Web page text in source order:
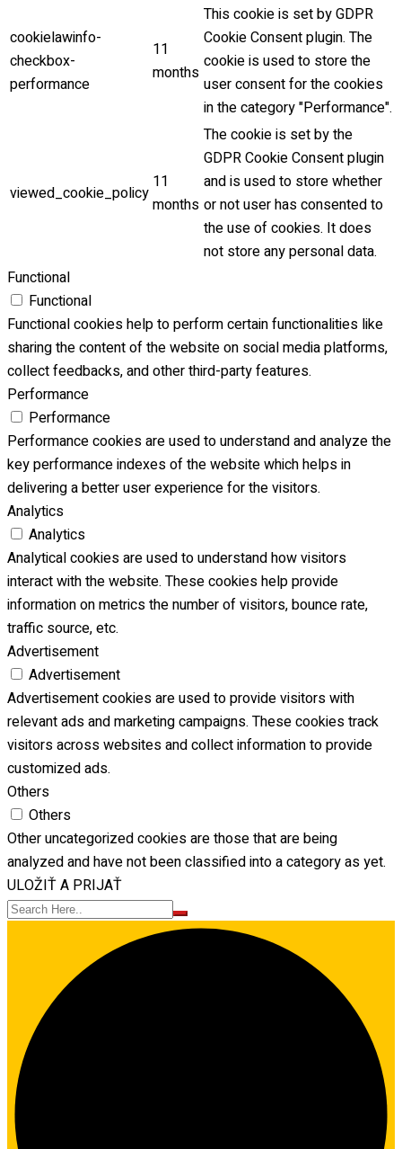
cookielawinfo-
checkbox-
performance
11
months
This cookie is set by GDPR
Cookie Consent plugin. The
cookie is used to store the
user consent for the cookies
in the category "Performance".
viewed_cookie_policy
11
months
The cookie is set by the
GDPR Cookie Consent plugin
and is used to store whether
or not user has consented to
the use of cookies. It does
not store any personal data.
Functional
Functional
Functional cookies help to perform certain functionalities like
sharing the content of the website on social media platforms,
collect feedbacks, and other third-party features.
Performance
Performance
Performance cookies are used to understand and analyze the
key performance indexes of the website which helps in
delivering a better user experience for the visitors.
Analytics
Analytics
Analytical cookies are used to understand how visitors
interact with the website. These cookies help provide
information on metrics the number of visitors, bounce rate,
traffic source, etc.
Advertisement
Advertisement
Advertisement cookies are used to provide visitors with
relevant ads and marketing campaigns. These cookies track
visitors across websites and collect information to provide
customized ads.
Others
Others
Other uncategorized cookies are those that are being
analyzed and have not been classified into a category as yet.
ULOŽIŤ A PRIJAŤ